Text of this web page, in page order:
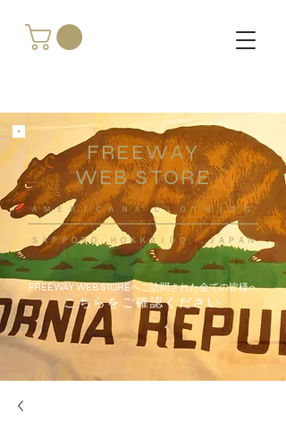
FREEWAY
WEB STORE
​ＡＭＥＲＩＣＡＮＡ ＣＬＯＴＨＩＮＧ
ＳＡＰＰＯＲＯ ＨＯＫＫＡＩＤＯ ，ＪＡＰＡＮ
FREEWAY WEB STOREへご訪問された全ての皆様へ
こちらをご確認ください